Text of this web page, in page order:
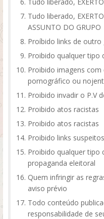
Tudo liberado,
ASSUNTO DO GRUPO
Proíbido links de outro
Proibido qualquer tipo
Proibido imagens
pornográfico ou
Proibido invadir o P.V
Proibido atos racistas
Proibido atos racistas
Proibido links suspeitos
Proibido qualquer tipo
propaganda eleitoral
Quem infringir as
aviso prévio
Todo conteúdo
responsabilidade de